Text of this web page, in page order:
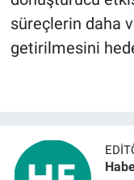
süreçlerin daha
getirilmesini